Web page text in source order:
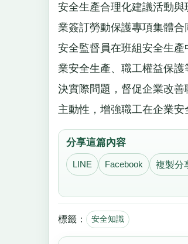
安全生產合理化建議活動
業簽訂勞動保護專項集體合
安全監督員在班組安全生
業安全生產、職工權益保
決實際問題，督促企業改
主動性，增強職工在企業
分享這篇內容
LINE Facebook 複製分
標籤： 安全知識